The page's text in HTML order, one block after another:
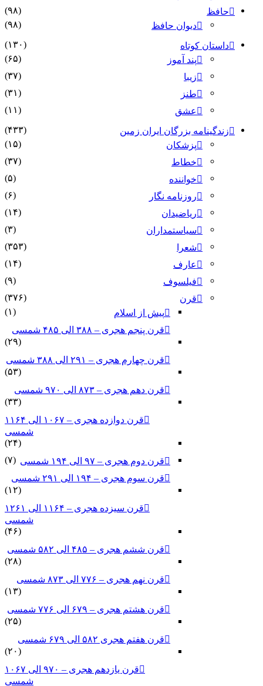
حافظ
(۹۸)
دیوان حافظ
(۹۸)
داستان کوتاه
(۱۳۰)
پند آموز
(۶۵)
زیبا
(۳۷)
طنز
(۳۱)
عشق
(۱۱)
زندگینامه بزرگان ایران زمین
(۴۳۳)
پزشکان
(۱۵)
خطاط
(۳۷)
خواننده
(۵)
روزنامه نگار
(۶)
ریاضیدان
(۱۴)
سیاستمداران
(۳)
شعرا
(۳۵۳)
عارف
(۱۴)
فیلسوف
(۹)
قرن
(۳۷۶)
پیش از اسلام
(۱)
قرن پنجم هجری – ۳۸۸ الی ۴۸۵ شمسی
(۲۹)
قرن چهارم هجری – ۲۹۱ الی ۳۸۸ شمسی
(۵۳)
قرن دهم هجری – ۸۷۳ الی ۹۷۰ شمسی
(۳۳)
قرن دوازده هجری – ۱۰۶۷ الی ۱۱۶۴
شمسی
(۲۴)
قرن دوم هجری – ۹۷ الی ۱۹۴ شمسی
(۷)
قرن سوم هجری – ۱۹۴ الی ۲۹۱ شمسی
(۱۲)
قرن سیزده هجری – ۱۱۶۴ الی ۱۲۶۱
شمسی
(۴۶)
قرن ششم هجری – ۴۸۵ الی ۵۸۲ شمسی
(۲۸)
قرن نهم هجری – ۷۷۶ الی ۸۷۳ شمسی
(۱۳)
قرن هشتم هجری – ۶۷۹ الی ۷۷۶ شمسی
(۲۵)
قرن هفتم هجری ۵۸۲ الی ۶۷۹ شمسی
(۲۰)
قرن یازدهم هجری – ۹۷۰ الی ۱۰۶۷
شمسی